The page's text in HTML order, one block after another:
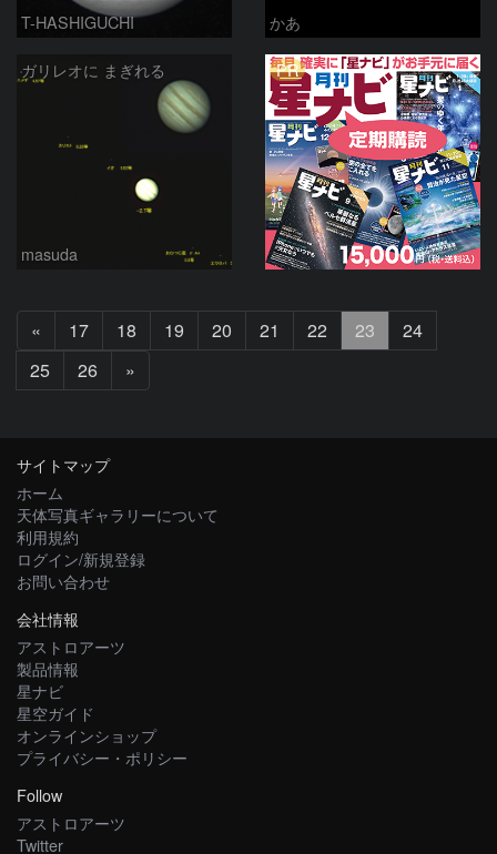
T-HASHIGUCHI かあ
ガリレオに まぎれる
masuda
PR
«
へ
17 18 19 20 21 22 23
24
25
26 »
へ
サイトマップ
ホーム
天体写真ギャラリーについて
利用規約
ログイン/新規登録
お問い合わせ
会社情報
アストロアーツ
製品情報
星ナビ
星空ガイド
オンラインショップ
プライバシー・ポリシー
Follow
アストロアーツ
Twitter